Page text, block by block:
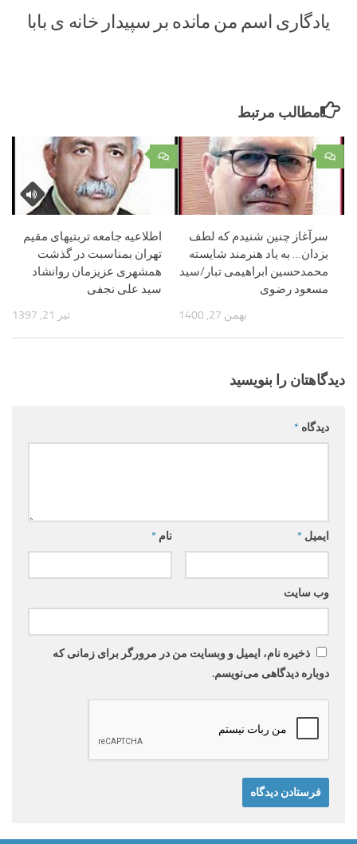
یادگاری اسم من مانده بر سپیدار خانه ی بابا
مطالب مرتبط
۰
اطلاعیه جامعه تربتیهای مقیم
تهران بمناسبت در گذشت
همشهری عزیزمان روانشاد
سید علی نجفی
تیر 21, 1397
۰
سرآغاز چنین شنیدم که لطف
یزدان… به یاد هنرمند شایسته
محمدحسین ابراهیمی تبار/سید
مسعود رضوی
بهمن 27, 1400
دیدگاهتان را بنویسید
دیدگاه *
نام * ایمیل *
وب‌ سایت
ذخیره نام، ایمیل و وبسایت من در مرورگر برای زمانی که
دوباره دیدگاهی می‌نویسم.